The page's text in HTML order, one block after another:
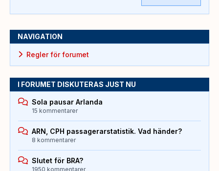
NAVIGATION
Regler för forumet
I FORUMET DISKUTERAS JUST NU
Sola pausar Arlanda
15 kommentarer
ARN, CPH passagerarstatistik. Vad händer?
8 kommentarer
Slutet för BRA?
1950 kommentarer